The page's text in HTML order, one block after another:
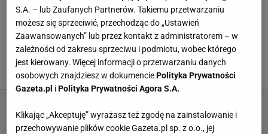
WSZYSTKIE ARTYKUŁY
Chleb z patelni jest gotowy w kilka chwil. Baza
to tylko cztery składniki
7 MARCA 2026, 14:38
S.A. – lub Zaufanych Partnerów. Takiemu przetwarzaniu
możesz się sprzeciwić, przechodząc do „Ustawień
Zaawansowanych” lub przez kontakt z administratorem – w
zależności od zakresu sprzeciwu i podmiotu, wobec którego
jest kierowany. Więcej informacji o przetwarzaniu danych
osobowych znajdziesz w dokumenciePolityka Prywatności
Gazeta.pl iPolityka Prywatności Agora S.A.
Klikając „Akceptuję” wyrażasz też zgodę na zainstalowanie i
przechowywanie plików cookie Gazeta.pl sp. z o.o., jej